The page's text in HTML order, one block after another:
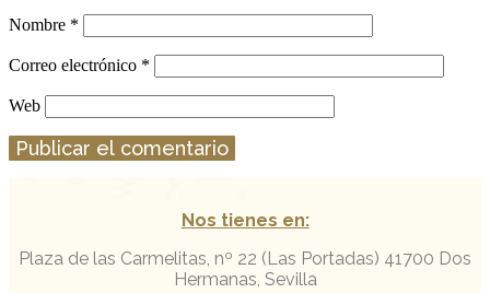
Nombre *
Correo electrónico *
Web
Nos tienes en:
Plaza de las Carmelitas, nº 22 (Las Portadas) 41700 Dos
Hermanas, Sevilla